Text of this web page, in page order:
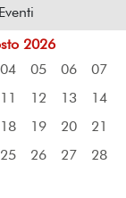
Eventi
2026
04 05 06
07
11 12 13
14
18 19 20
21
25 26 27
28